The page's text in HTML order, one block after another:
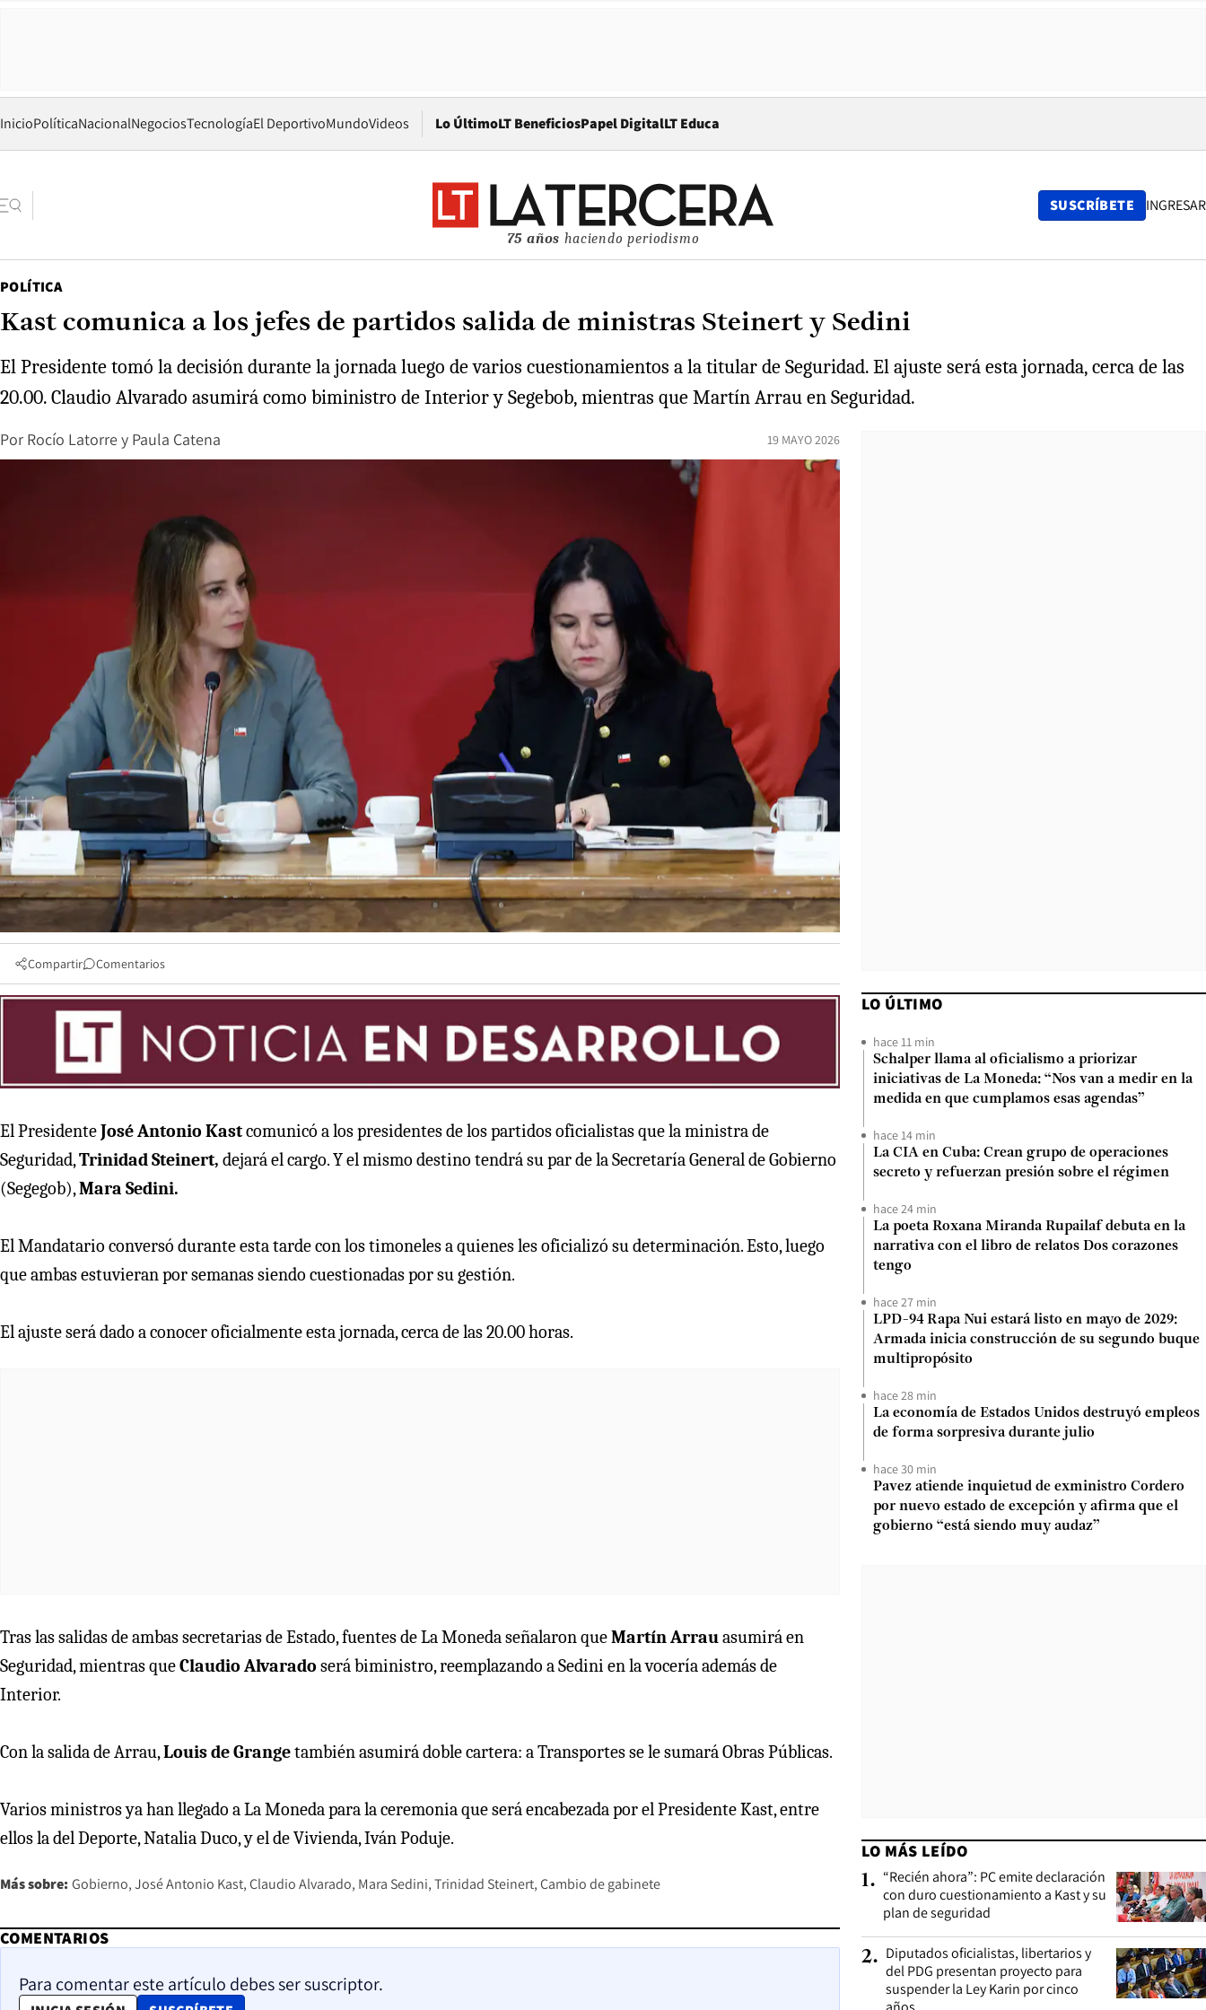
InicioPolíticaNacionalNegociosTecnologíaEl DeportivoMundoVideos Lo ÚltimoLT BeneficiosPapel DigitalOpens in new window
LT Educa
75 años haciendo periodismo
SUSCRÍBETE INGRESAR
POLÍTICA
Kast comunica a los jefes de partidos salida de ministras Steinert y Sedini
El Presidente tomó la decisión durante la jornada luego de varios cuestionamientos a la titular de Seguridad. El ajuste será esta jornada, cerca de las
20.00. Claudio Alvarado asumirá como biministro de Interior y Segebob, mientras que Martín Arrau en Seguridad.
Por Rocío Latorrey Paula Catena 19 MAYO 2026
Compartir Comentarios
El PresidenteJosé Antonio Kastcomunicó a los presidentes de los partidos oficialistas que la ministra de
Seguridad,Trinidad Steinert, dejará el cargo. Y el mismo destino tendrá su par de la Secretaría General de Gobierno
(Segegob),Mara Sedini.
El Mandatario conversó durante esta tarde con los timoneles a quienes les oficializó su determinación. Esto, luego
que ambas estuvieran por semanas siendo cuestionadas por su gestión.
El ajuste será dado a conocer oficialmente esta jornada, cerca de las 20.00 horas.
Tras las salidas de ambas secretarias de Estado, fuentes de La Moneda señalaron queMartín Arrauasumirá en
Seguridad, mientras queClaudio Alvarado será biministro, reemplazando a Sedini en la vocería además de
Interior.
Con la salida de Arrau,Louis de Grangetambién asumirá doble cartera: a Transportes se le sumará Obras Públicas.
Varios ministros ya han llegado a La Moneda para la ceremonia que será encabezada por el Presidente Kast, entre
ellos la del Deporte, Natalia Duco, y el de Vivienda, Iván Poduje.
Más sobre: Gobierno José Antonio Kast Claudio Alvarado Mara Sedini Trinidad Steinert Cambio de gabinete
COMENTARIOS
Para comentar este artículo debes ser suscriptor.
LO ÚLTIMO
hace 11 min
Schalper llama al oficialismo a priorizar
iniciativas de La Moneda: “Nos van a medir en la
medida en que cumplamos esas agendas”
hace 14 min
La CIA en Cuba: Crean grupo de operaciones
secreto y refuerzan presión sobre el régimen
hace 24 min
La poeta Roxana Miranda Rupailaf debuta en la
narrativa con el libro de relatos Dos corazones
tengo
hace 27 min
LPD-94 Rapa Nui estará listo en mayo de 2029:
Armada inicia construcción de su segundo buque
multipropósito
hace 28 min
La economía de Estados Unidos destruyó empleos
de forma sorpresiva durante julio
hace 30 min
Pavez atiende inquietud de exministro Cordero
por nuevo estado de excepción y afirma que el
gobierno “está siendo muy audaz”
LO MÁS LEÍDO
1. “Recién ahora”: PC emite declaración
con duro cuestionamiento a Kast y su
plan de seguridad
2. Diputados oficialistas, libertarios y
del PDG presentan proyecto para
suspender la Ley Karin por cinco